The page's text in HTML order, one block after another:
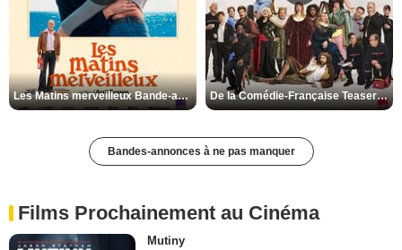
Les Matins merveilleux Bande-annonce VF De la Comédie-Française Teaser VF
Bandes-annonces à ne pas manquer
Films Prochainement au Cinéma
Mutiny